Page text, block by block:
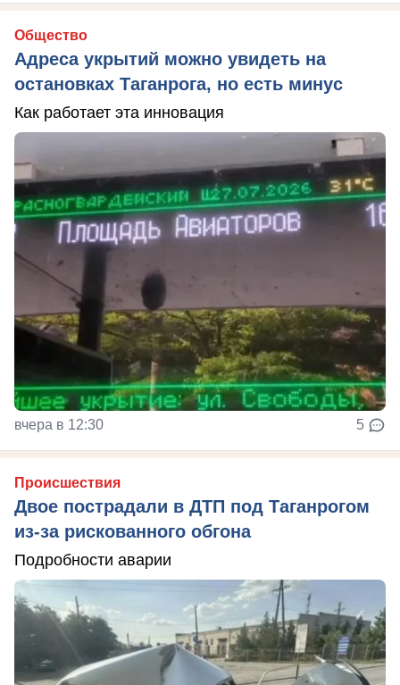
Общество
Адреса укрытий можно увидеть на
остановках Таганрога, но есть минус
Как работает эта инновация
вчера в 12:30 5
Происшествия
Двое пострадали в ДТП под Таганрогом
из-за рискованного обгона
Подробности аварии